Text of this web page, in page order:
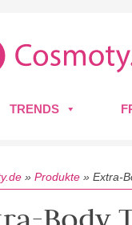
TRENDS
» Produkte » Extra-